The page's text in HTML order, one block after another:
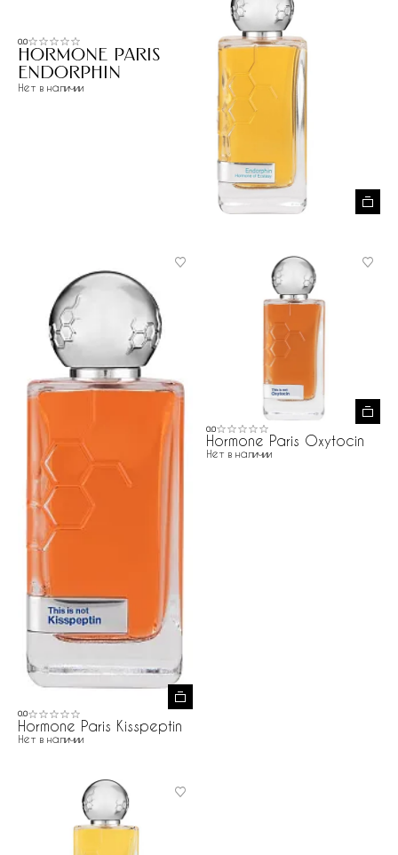
0.0
Hormone Paris
Endorphin
Нет в наличии
0.0
Hormone Paris Kisspeptin
Нет в наличии
0.0
Hormone Paris Oxytocin
Нет в наличии